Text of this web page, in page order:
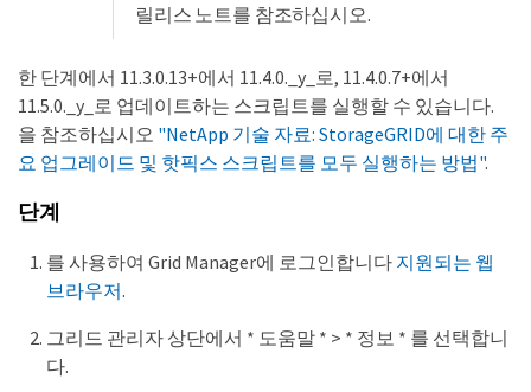
릴리스 노트를 참조하십시오.
한 단계에서 11.3.0.13+에서 11.4.0._y_로, 11.4.0.7+에서
11.5.0._y_로 업데이트하는 스크립트를 실행할 수 있습니다.
을 참조하십시오 "NetApp 기술 자료: StorageGRID에 대한 주
요 업그레이드 및 핫픽스 스크립트를 모두 실행하는 방법".
단계
를 사용하여 Grid Manager에 로그인합니다 지원되는 웹
브라우저.
그리드 관리자 상단에서 * 도움말 * > * 정보 * 를 선택합니
다.